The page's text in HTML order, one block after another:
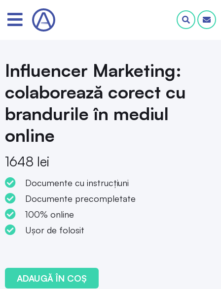
Influencer Marketing:
colaborează corect cu
brandurile în mediul
online
1648 lei
Documente cu instrucțiuni
Documente precompletate
100% online
Ușor de folosit
ADAUGĂ ÎN COȘ